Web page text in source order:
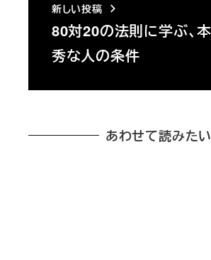
新しい投稿
80対20の法則に学ぶ、
秀な人の条件
あわせて読みたい